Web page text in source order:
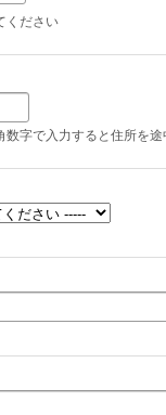
ください
数字で入力すると住所を途